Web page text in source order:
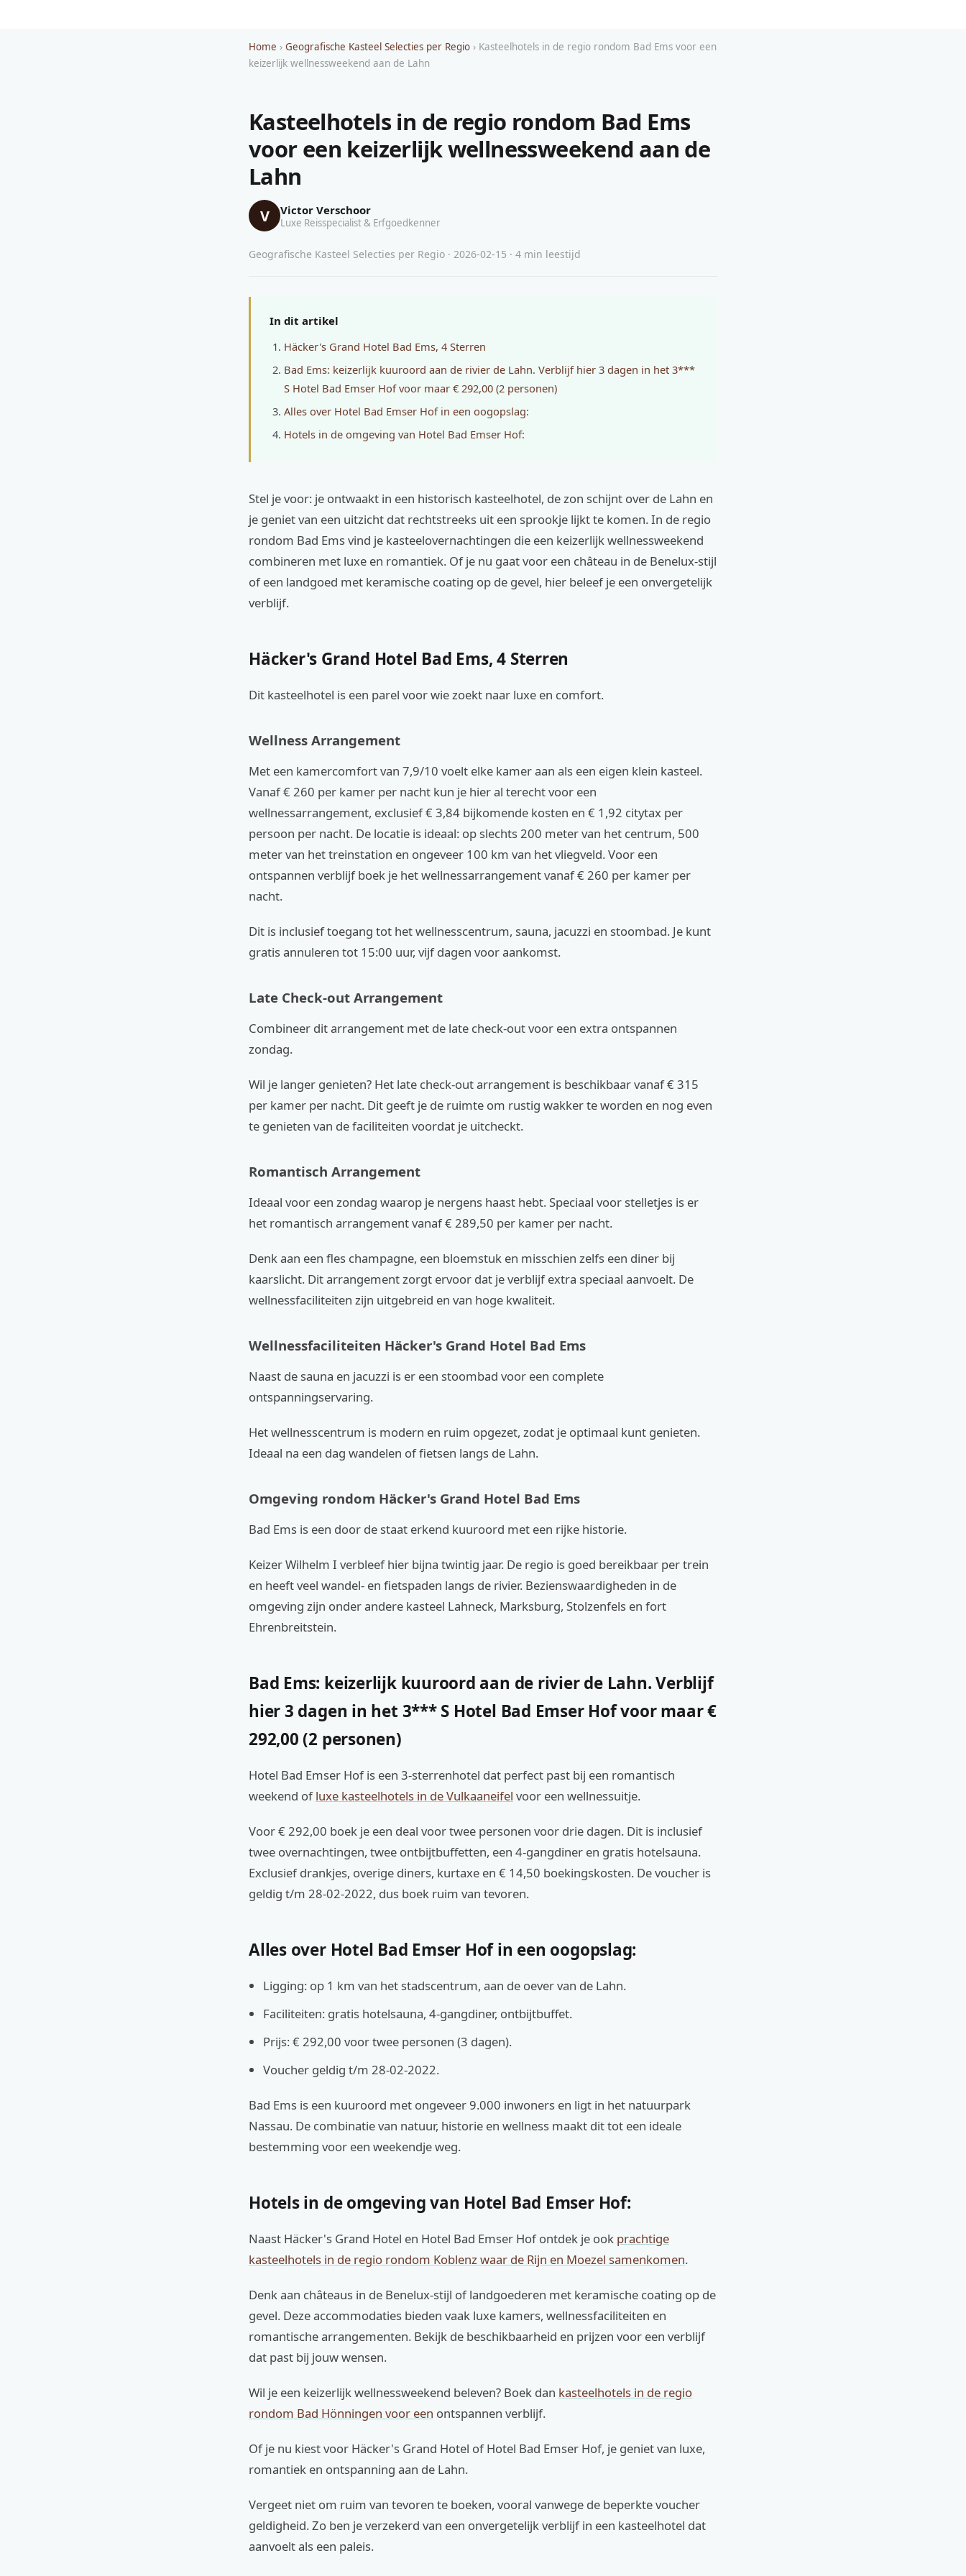
Home › Geografische Kasteel Selecties per Regio › Kasteelhotels in de regio rondom Bad Ems voor een
keizerlijk wellnessweekend aan de Lahn
Kasteelhotels in de regio rondom Bad Ems
voor een keizerlijk wellnessweekend aan de
Lahn
V Victor Verschoor
Luxe Reisspecialist & Erfgoedkenner
Geografische Kasteel Selecties per Regio · 2026-02-15 · 4 min leestijd
In dit artikel
Häcker's Grand Hotel Bad Ems, 4 Sterren
Bad Ems: keizerlijk kuuroord aan de rivier de Lahn. Verblijf hier 3 dagen in het 3***
S Hotel Bad Emser Hof voor maar € 292,00 (2 personen)
Alles over Hotel Bad Emser Hof in een oogopslag:
Hotels in de omgeving van Hotel Bad Emser Hof:
Stel je voor: je ontwaakt in een historisch kasteelhotel, de zon schijnt over de Lahn en
je geniet van een uitzicht dat rechtstreeks uit een sprookje lijkt te komen. In de regio
rondom Bad Ems vind je kasteelovernachtingen die een keizerlijk wellnessweekend
combineren met luxe en romantiek. Of je nu gaat voor een château in de Benelux-stijl
of een landgoed met keramische coating op de gevel, hier beleef je een onvergetelijk
verblijf.
Häcker's Grand Hotel Bad Ems, 4 Sterren
Dit kasteelhotel is een parel voor wie zoekt naar luxe en comfort.
Wellness Arrangement
Met een kamercomfort van 7,9/10 voelt elke kamer aan als een eigen klein kasteel.
Vanaf € 260 per kamer per nacht kun je hier al terecht voor een
wellnessarrangement, exclusief € 3,84 bijkomende kosten en € 1,92 citytax per
persoon per nacht. De locatie is ideaal: op slechts 200 meter van het centrum, 500
meter van het treinstation en ongeveer 100 km van het vliegveld. Voor een
ontspannen verblijf boek je het wellnessarrangement vanaf € 260 per kamer per
nacht.
Dit is inclusief toegang tot het wellnesscentrum, sauna, jacuzzi en stoombad. Je kunt
gratis annuleren tot 15:00 uur, vijf dagen voor aankomst.
Late Check-out Arrangement
Combineer dit arrangement met de late check-out voor een extra ontspannen
zondag.
Wil je langer genieten? Het late check-out arrangement is beschikbaar vanaf € 315
per kamer per nacht. Dit geeft je de ruimte om rustig wakker te worden en nog even
te genieten van de faciliteiten voordat je uitcheckt.
Romantisch Arrangement
Ideaal voor een zondag waarop je nergens haast hebt. Speciaal voor stelletjes is er
het romantisch arrangement vanaf € 289,50 per kamer per nacht.
Denk aan een fles champagne, een bloemstuk en misschien zelfs een diner bij
kaarslicht. Dit arrangement zorgt ervoor dat je verblijf extra speciaal aanvoelt. De
wellnessfaciliteiten zijn uitgebreid en van hoge kwaliteit.
Wellnessfaciliteiten Häcker's Grand Hotel Bad Ems
Naast de sauna en jacuzzi is er een stoombad voor een complete
ontspanningservaring.
Het wellnesscentrum is modern en ruim opgezet, zodat je optimaal kunt genieten.
Ideaal na een dag wandelen of fietsen langs de Lahn.
Omgeving rondom Häcker's Grand Hotel Bad Ems
Bad Ems is een door de staat erkend kuuroord met een rijke historie.
Keizer Wilhelm I verbleef hier bijna twintig jaar. De regio is goed bereikbaar per trein
en heeft veel wandel- en fietspaden langs de rivier. Bezienswaardigheden in de
omgeving zijn onder andere kasteel Lahneck, Marksburg, Stolzenfels en fort
Ehrenbreitstein.
Bad Ems: keizerlijk kuuroord aan de rivier de Lahn. Verblijf
hier 3 dagen in het 3*** S Hotel Bad Emser Hof voor maar €
292,00 (2 personen)
Hotel Bad Emser Hof is een 3-sterrenhotel dat perfect past bij een romantisch
weekend ofluxe kasteelhotels in de Vulkaaneifel voor een wellnessuitje.
Voor € 292,00 boek je een deal voor twee personen voor drie dagen. Dit is inclusief
twee overnachtingen, twee ontbijtbuffetten, een 4-gangdiner en gratis hotelsauna.
Exclusief drankjes, overige diners, kurtaxe en € 14,50 boekingskosten. De voucher is
geldig t/m 28-02-2022, dus boek ruim van tevoren.
Alles over Hotel Bad Emser Hof in een oogopslag:
Ligging: op 1 km van het stadscentrum, aan de oever van de Lahn.
Faciliteiten: gratis hotelsauna, 4-gangdiner, ontbijtbuffet.
Prijs: € 292,00 voor twee personen (3 dagen).
Voucher geldig t/m 28-02-2022.
Bad Ems is een kuuroord met ongeveer 9.000 inwoners en ligt in het natuurpark
Nassau. De combinatie van natuur, historie en wellness maakt dit tot een ideale
bestemming voor een weekendje weg.
Hotels in de omgeving van Hotel Bad Emser Hof:
Naast Häcker's Grand Hotel en Hotel Bad Emser Hof ontdek je ook prachtige
kasteelhotels in de regio rondom Koblenz waar de Rijn en Moezel samenkomen.
Denk aan châteaus in de Benelux-stijl of landgoederen met keramische coating op de
gevel. Deze accommodaties bieden vaak luxe kamers, wellnessfaciliteiten en
romantische arrangementen. Bekijk de beschikbaarheid en prijzen voor een verblijf
dat past bij jouw wensen.
Wil je een keizerlijk wellnessweekend beleven? Boek dan kasteelhotels in de regio
rondom Bad Hönningen voor een ontspannen verblijf.
Of je nu kiest voor Häcker's Grand Hotel of Hotel Bad Emser Hof, je geniet van luxe,
romantiek en ontspanning aan de Lahn.
Vergeet niet om ruim van tevoren te boeken, vooral vanwege de beperkte voucher
geldigheid. Zo ben je verzekerd van een onvergetelijk verblijf in een kasteelhotel dat
aanvoelt als een paleis.